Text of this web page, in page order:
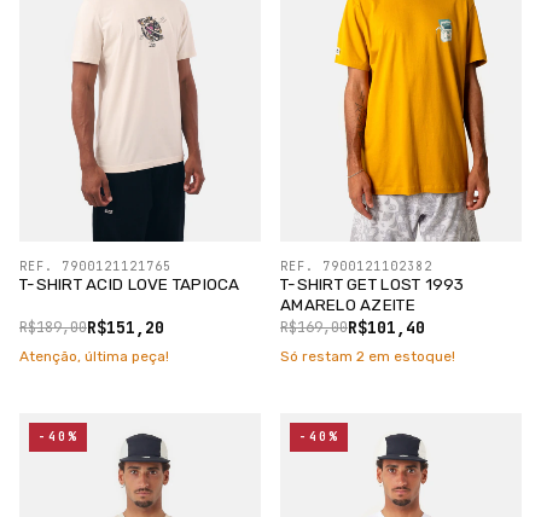
T-SHIRT ACID LOVE TAPIOCA
R$151,20
R$189,00
REF. 7900121121765
Atenção, última peça!
T-SHIRT GET LOST 1993
AMARELO AZEITE
R$101,40
R$169,00
REF. 7900121102382
Só restam 2 em estoque!
-40% -40%